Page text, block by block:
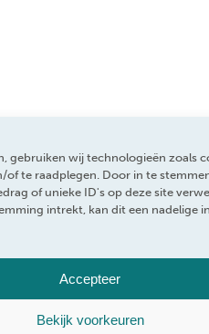
gebruiken wij technologieën zoals
of te raadplegen. Door in te
of unieke ID's op deze site
intrekt, kan dit een nadelige
Accepteer
Bekijk voorkeuren